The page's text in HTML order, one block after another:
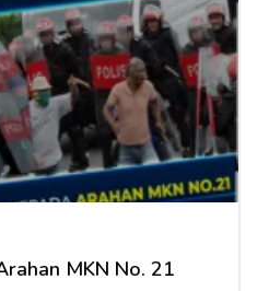
MKN No. 21